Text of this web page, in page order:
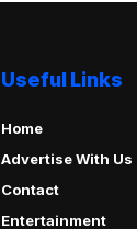
Useful Links
Home
Advertise With Us
Contact
Entertainment